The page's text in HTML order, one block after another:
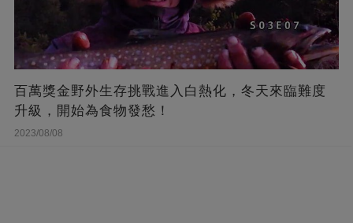
百萬獎金野外生存挑戰進入白熱化，冬天來臨難度
升級，開始為食物發愁！
2023/08/08